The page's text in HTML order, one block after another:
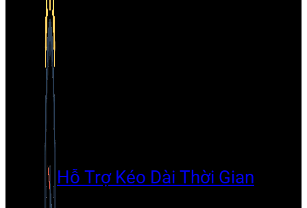
Hỗ Trợ Kéo Dài Thời Gian